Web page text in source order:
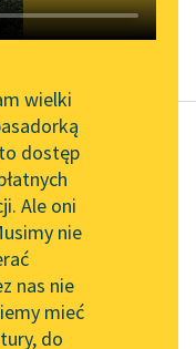
brak utworu
Wolnych Lektur
dla piszących i
wielki
dostęp
Ale oni
nie
nas nie
mieć
do
Hucka
że nie
i nie powiem.